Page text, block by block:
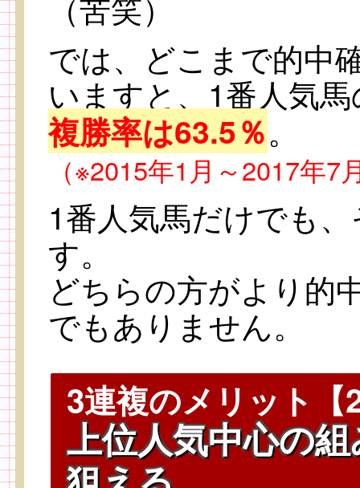
では、どこまで的中
いますと、1番人気
複勝率は63.5％。
（※2015年1月～2017年7
1番人気馬だけでも
す。
どちらの方がより的
でもありません。
3連複のメリット【
上位人気中心の